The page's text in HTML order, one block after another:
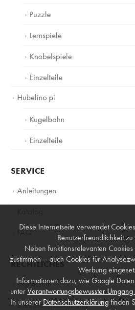
Puzzle
Lernspiele
Knobelspiele
Einzelteile
Hubelino pi
Kugelbahn
Einzelteile
SERVICE
Anleitungen
FAQ
RECHTLICHES
Impressum
Datenschutzerklärung
Diese Internetseite verwendet
Benutzerfreundlichkeit
Neben funktionsrelevanten
zustimmen – auch Cookies für
Werbung
Informationen dazu, wie Google
unterVerantwortungsbewusster
In unserer Datenschutzerklärungfinden